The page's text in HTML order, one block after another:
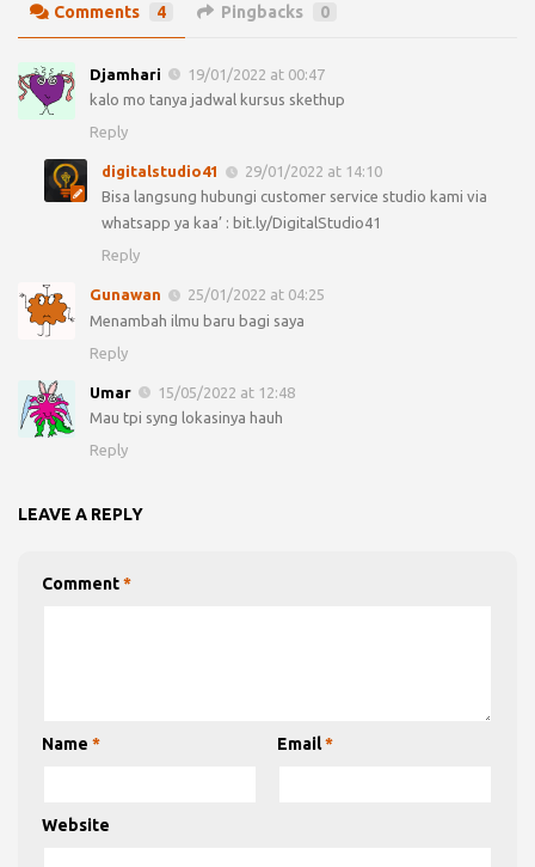
Comments 4 Pingbacks 0
Djamhari
19/01/2022 at 00:47
kalo mo tanya jadwal kursus skethup
Reply
digitalstudio41
29/01/2022 at 14:10
Bisa langsung hubungi customer service studio kami via
whatsapp ya kaa’ : bit.ly/DigitalStudio41
Reply
Gunawan
25/01/2022 at 04:25
Menambah ilmu baru bagi saya
Reply
Umar
15/05/2022 at 12:48
Mau tpi syng lokasinya hauh
Reply
LEAVE A REPLY
Comment*
Name * Email*
Website